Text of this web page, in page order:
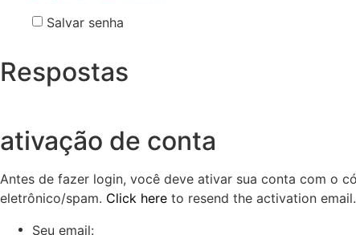
Salvar senha
Respostas
ativação de conta
Antes de fazer login, você deve ativar sua conta com o
eletrônico/spam. Click here to resend the activation
Seu email: